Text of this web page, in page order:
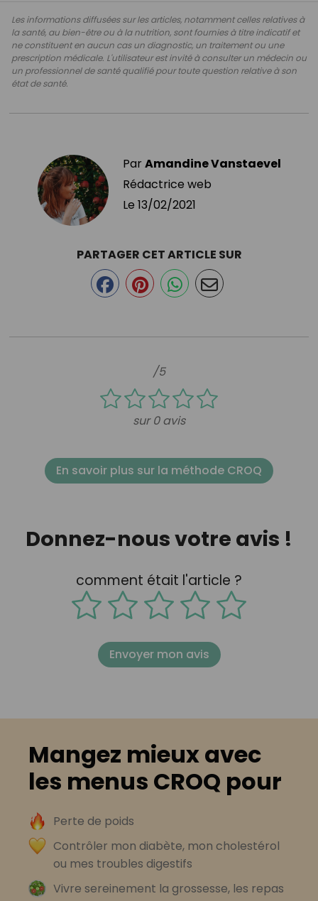
Les informations diffusées sur les articles, notamment celles relatives à
la santé, au bien-être ou à la nutrition, sont fournies à titre indicatif et
ne constituent en aucun cas un diagnostic, un traitement ou une
prescription médicale. L'utilisateur est invité à consulter un médecin ou
un professionnel de santé qualifié pour toute question relative à son
état de santé.
ParAmandine Vanstaevel
Rédactrice web
Le 13/02/2021
/5
sur 0 avis
PARTAGER CET ARTICLE SUR
En savoir plus sur la méthode CROQ
Donnez-nous votre avis !
comment était l'article ?
Envoyer mon avis
Mangez mieux avec
les menus CROQ pour
Perte de poids
Contrôler mon diabète, mon cholestérol
ou mes troubles digestifs
Vivre sereinement la grossesse, les repas